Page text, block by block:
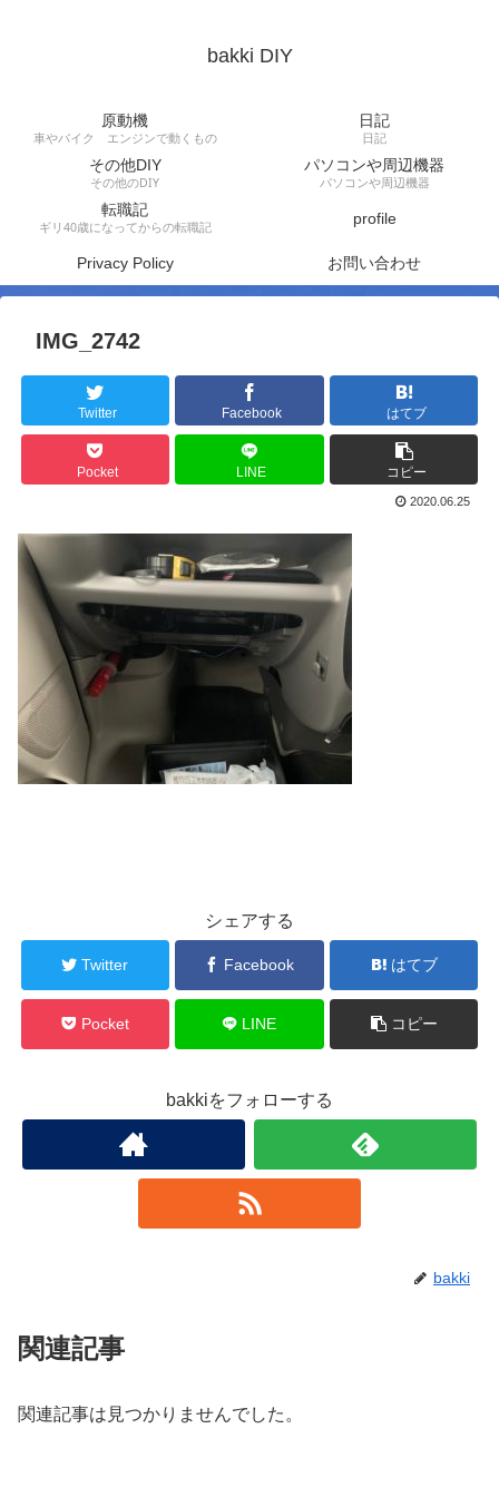
bakki DIY
原動機
車やバイク エンジンで動くもの
日記
日記
その他DIY
その他のDIY
パソコンや周辺機器
パソコンや周辺機器
転職記
ギリ40歳になってからの転職記 profile
Privacy Policy お問い合わせ
IMG_2742
Twitter Facebook はてブ
Pocket LINE コピー
2020.06.25
シェアする
Twitter Facebook はてブ
Pocket LINE コピー
bakkiをフォローする
bakki
関連記事
関連記事は見つかりませんでした。